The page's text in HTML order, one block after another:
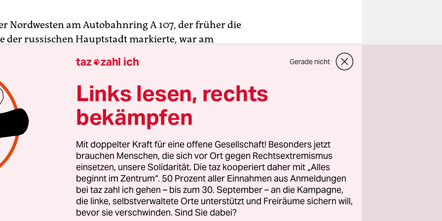
Nordwesten am Autobahnring A 107, der früher die
der russischen Hauptstadt markierte, war am
„Otkrytije Arena“ langsam mit einer gewaltigen
füllte. Mitten im Getümmel hatte der 30-jährige
seinen Luxuswagen geparkt, war auf den Sockel der
errichteten Statue eines römischen Gladiatoren
hatte, mit einer Gitarre in der Hand, die grölende Menge
„Wer sind wir? Wir sind die Champions!“, hallte es immer
die Nacht.
ist Kapitän von Spartak Moskau, die hier ihre
austragen. Am Tag zuvor hatten die „Krasno-Belye“, die Rot-
bereits feststehenden Absteiger Tom Tomsk mit 1:0
taz zahl ich Gerade nicht
Links lesen, rechts
bekämpfen
Mit doppelter Kraft für eine offene Gesellschaft! Besonders jetzt
brauchen Menschen, die sich vor Ort gegen Rechtsextremismus
einsetzen, unsere Solidarität. Die taz kooperiert daher mit „Alles
beginnt im Zentrum“. 50 Prozent aller Einnahmen aus Anmeldungen
bei taz zahl ich gehen – bis zum 30. September – an die Kampagne,
die linke, selbstverwaltete Orte unterstützt und Freiräume sichern will,
bevor sie verschwinden. Sind Sie dabei?